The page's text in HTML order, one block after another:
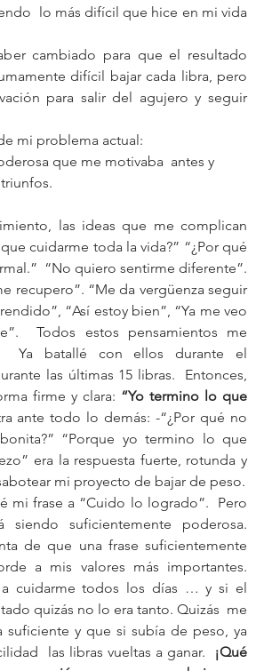
lo más difícil que hice en mi vida
cambiado para que el resultado
difícil bajar cada libra, pero
para salir del agujero y seguir
mi problema actual:
que me motivaba  antes y
las ideas que me complican
cuidarme toda la vida?” “¿Por qué
“No quiero sentirme diferente”.
recupero”. “Me da vergüenza seguir
“Así estoy bien”, “Ya me veo
Todos estos pensamientos me
Ya batallé con ellos durante el
las últimas 15 libras.  Entonces,
firme y clara: “Yo termino lo que
ante todo lo demás: -“¿Por qué no
“Porque yo termino lo que
era la respuesta fuerte, rotunda y
mi frase a “Cuido lo logrado”.  Pero
suficientemente poderosa.
de que una frase suficientemente
a mis valores más importantes.
cuidarme todos los días … y si el
quizás no lo era tanto. Quizás  me
suficiente y que si subía de peso, ya
las libras vueltas a ganar.
¡Qué